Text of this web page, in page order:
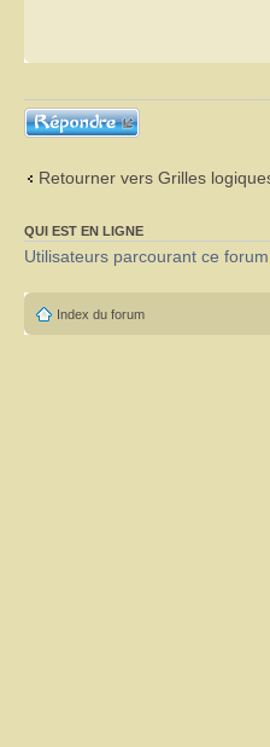
Répondre
Retourner vers Grilles
QUI EST EN LIGNE
Utilisateurs parcourant ce
Index du forum